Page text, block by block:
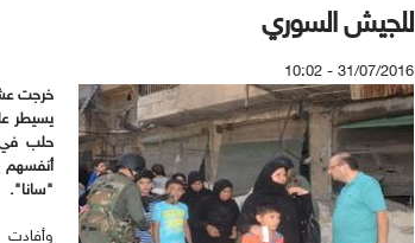
للجيش السوري
31/07/2016 - 10:02
خرجت
يسيطر
حلب في
أنفسهم
"سانا".
وأفادت